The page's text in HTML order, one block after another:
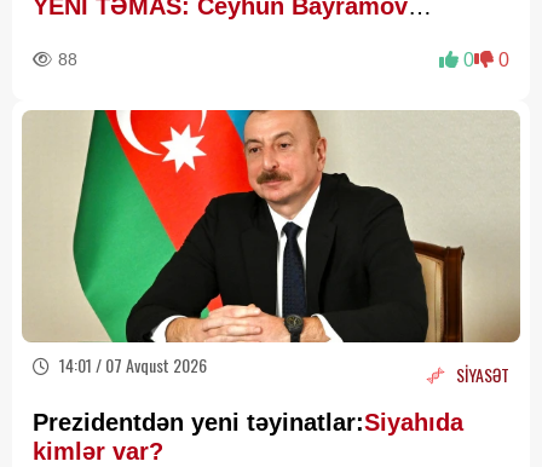
YENİ TƏMAS: Ceyhun Bayramov
88 0 0
14:01 / 07 Avqust 2026 SİYASƏT
Prezidentdən yeni təyinatlar:Siyahıda
kimlər var?